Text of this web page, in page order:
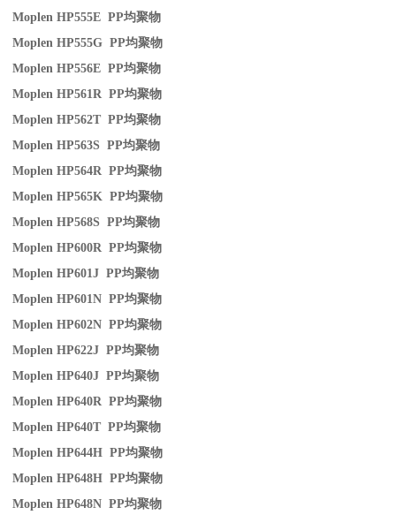
Moplen HP555E PP均聚物
Moplen HP555G PP均聚物
Moplen HP556E PP均聚物
Moplen HP561R PP均聚物
Moplen HP562T PP均聚物
Moplen HP563S PP均聚物
Moplen HP564R PP均聚物
Moplen HP565K PP均聚物
Moplen HP568S PP均聚物
Moplen HP600R PP均聚物
Moplen HP601J PP均聚物
Moplen HP601N PP均聚物
Moplen HP602N PP均聚物
Moplen HP622J PP均聚物
Moplen HP640J PP均聚物
Moplen HP640R PP均聚物
Moplen HP640T PP均聚物
Moplen HP644H PP均聚物
Moplen HP648H PP均聚物
Moplen HP648N PP均聚物